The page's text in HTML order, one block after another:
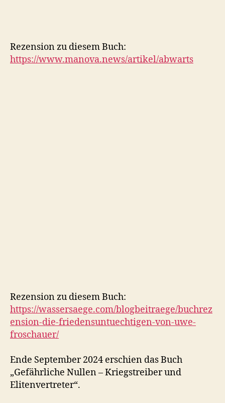
Rezension zu diesem Buch:
https://www.manova.news/artikel/abwarts
Rezension zu diesem Buch:
https://wassersaege.com/blogbeitraege/buchrez
ension-die-friedensuntuechtigen-von-uwe-
froschauer/
Ende September 2024 erschien das Buch
„Gefährliche Nullen – Kriegstreiber und
Elitenvertreter“.